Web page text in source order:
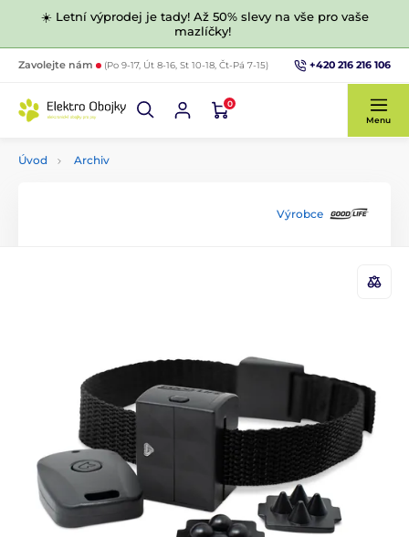
☀️ Letní výprodej je tady! Až 50% slevy na vše pro vaše
mazlíčky!
Zavolejte nám (Po 9-17, Út 8-16, St 10-18, Čt-Pá 7-15) +420 216 216 106
0
Menu
Úvod Archiv
Výrobce